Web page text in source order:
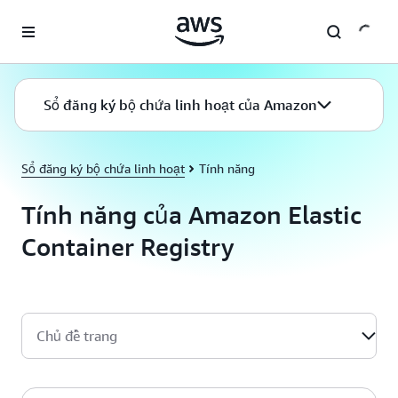
Sổ đăng ký bộ chứa linh hoạt của Amazon
Sổ đăng ký bộ chứa linh hoạt Tính năng
Tính năng của Amazon Elastic
Container Registry
Chủ đề trang